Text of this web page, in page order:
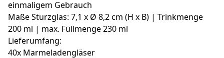
einmaligem Gebrauch
Maße Sturzglas: 7,1 x Ø 8,2 cm (H x B) | Trinkmenge
200 ml | max. Füllmenge 230 ml
Lieferumfang:
40x Marmeladengläser